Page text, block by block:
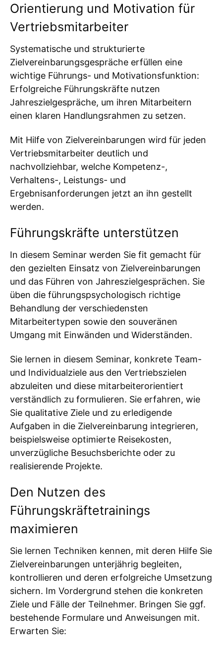
Orientierung und Motivation für
Vertriebsmitarbeiter
Systematische und strukturierte
Zielvereinbarungsgespräche erfüllen eine
wichtige Führungs- und Motivationsfunktion:
Erfolgreiche Führungskräfte nutzen
Jahreszielgespräche, um ihren Mitarbeitern
einen klaren Handlungsrahmen zu setzen.
Mit Hilfe von Zielvereinbarungen wird für jeden
Vertriebsmitarbeiter deutlich und
nachvollziehbar, welche Kompetenz-,
Verhaltens-, Leistungs- und
Ergebnisanforderungen jetzt an ihn gestellt
werden.
Führungskräfte unterstützen
In diesem Seminar werden Sie fit gemacht für
den gezielten Einsatz von Zielvereinbarungen
und das Führen von Jahreszielgesprächen. Sie
üben die führungspsychologisch richtige
Behandlung der verschiedensten
Mitarbeitertypen sowie den souveränen
Umgang mit Einwänden und Widerständen.
Sie lernen in diesem Seminar, konkrete Team-
und Individualziele aus den Vertriebszielen
abzuleiten und diese mitarbeiterorientiert
verständlich zu formulieren. Sie erfahren, wie
Sie qualitative Ziele und zu erledigende
Aufgaben in die Zielvereinbarung integrieren,
beispielsweise optimierte Reisekosten,
unverzügliche Besuchsberichte oder zu
realisierende Projekte.
Den Nutzen des
Führungskräftetrainings
maximieren
Sie lernen Techniken kennen, mit deren Hilfe Sie
Zielvereinbarungen unterjährig begleiten,
kontrollieren und deren erfolgreiche Umsetzung
sichern. Im Vordergrund stehen die konkreten
Ziele und Fälle der Teilnehmer. Bringen Sie ggf.
bestehende Formulare und Anweisungen mit.
Erwarten Sie: